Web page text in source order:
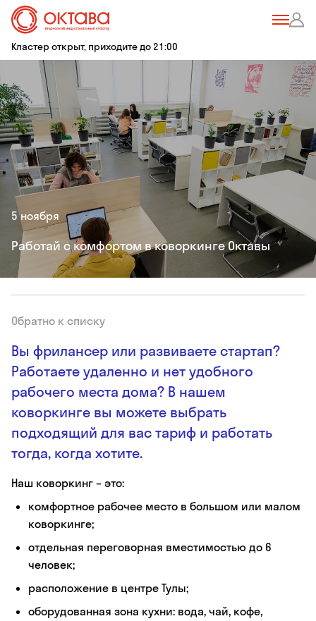
Кластер открыт, приходите до 21:00
5 ноября
Работай с комфортом в коворкинге Октавы
Вы фрилансер или развиваете стартап?
Работаете удаленно и нет удобного
рабочего места дома? В нашем
коворкинге вы можете выбрать
подходящий для вас тариф и работать
тогда, когда хотите.
Наш коворкинг – это:
комфортное рабочее место в большом или малом
коворкинге;
отдельная переговорная вместимостью до 6
человек;
расположение в центре Тулы;
оборудованная зона кухни: вода, чай, кофе,
Обратно к списку